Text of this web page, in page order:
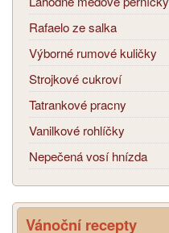
Rafaelo ze salka
Výborné rumové kuličky
Strojkové cukroví
Tatrankové pracny
Vanilkové rohlíčky
Nepečená vosí hnízda
Vánoční recepty